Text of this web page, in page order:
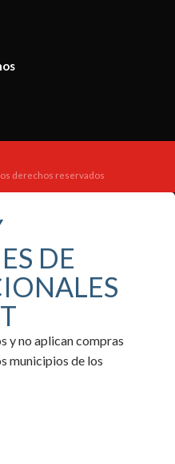
derechos reservados
DE
y no aplican compras
municipios de los